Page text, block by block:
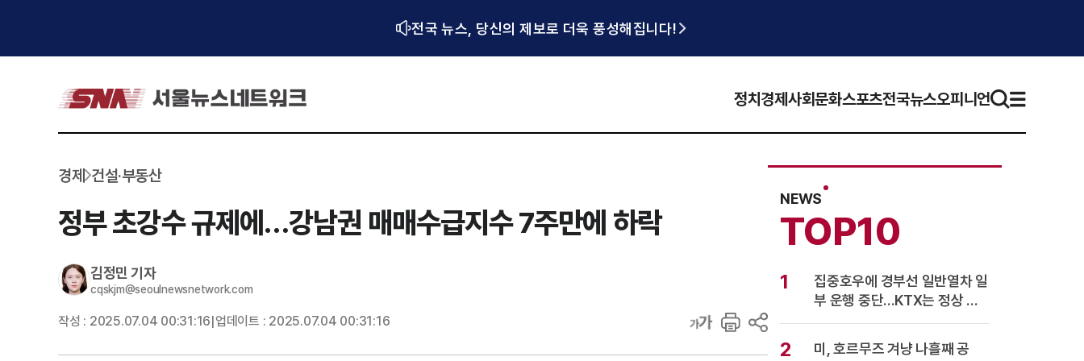
전국 뉴스, 당신의 제보로 더욱 풍성해집니다!
정치 경제사회문화스포츠전국뉴스오피니언
경제 건설·부동산
정부 초강수 규제에…강남권 매매수급지수 7주만에 하락
김정민 기자
cqskjm@seoulnewsnetwork.com
작성 : 2025.07.04 00:31:16 업데이트 : 2025.07.04 00:31:16
NEWS
TOP10
1
집중호우에 경부선 일반열차 일
부 운행 중단…KTX는 정상 운
행
2
미, 호르무즈 겨냥 나흘째 공